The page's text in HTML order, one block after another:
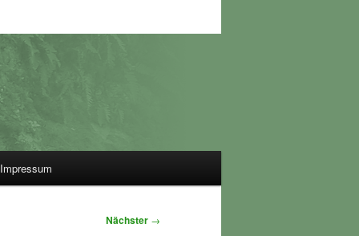
Impressum
Nächster →